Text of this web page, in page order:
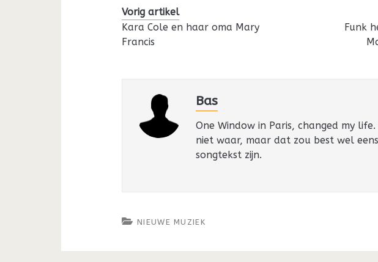
Vorig artikel
Kara Cole en haar oma Mary
Francis
Funk
Bas
One Window in Paris, changed my
niet waar, maar dat zou best wel
songtekst zijn.
NIEUWE MUZIEK